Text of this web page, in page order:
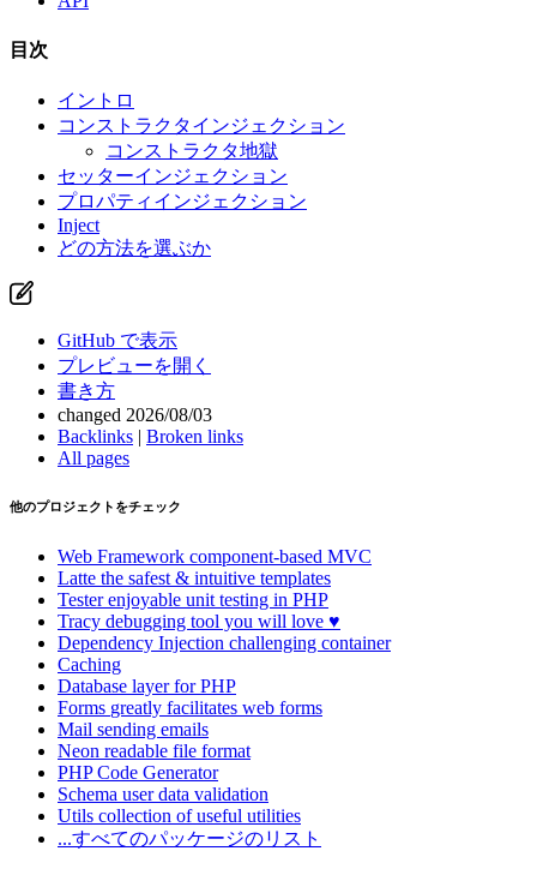
目次
イントロ
コンストラクタインジェクション
コンストラクタ地獄
セッターインジェクション
プロパティインジェクション
Inject
どの方法を選ぶか
GitHub で表示
プレビューを開く
書き方
changed 2026/08/03
Backlinks | Broken links
All pages
他のプロジェクトをチェック
Web Framework component-based MVC
Latte the safest & intuitive templates
Testerenjoyable unit testing in PHP
Tracy debugging tool you will love ♥
Dependency Injection challenging container
Caching
Database layer for PHP
Forms greatly facilitates web forms
Mail sending emails
Neon readable file format
PHP Code Generator
Schema user data validation
Utils collection of useful utilities
...すべてのパッケージのリスト